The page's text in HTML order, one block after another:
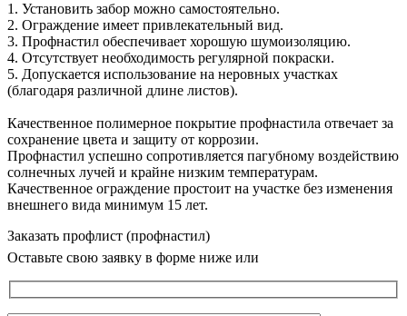
1. Установить забор можно самостоятельно.
2. Ограждение имеет привлекательный вид.
3. Профнастил обеспечивает хорошую шумоизоляцию.
4. Отсутствует необходимость регулярной покраски.
5. Допускается использование на неровных участках
(благодаря различной длине листов).
Качественное полимерное покрытие профнастила отвечает за
сохранение цвета и защиту от коррозии.
Профнастил успешно сопротивляется пагубному воздействию
солнечных лучей и крайне низким температурам.
Качественное ограждение простоит на участке без изменения
внешнего вида минимум 15 лет.
Заказать профлист (профнастил)
Оставьте свою заявку в форме ниже или